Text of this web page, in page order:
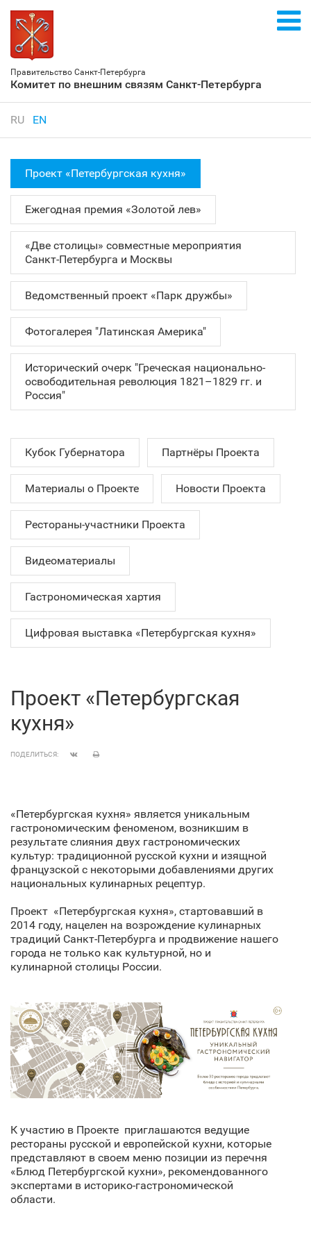
Правительство Санкт‑Петербурга
Комитет по внешним связям Санкт‑Петербурга
RU EN
Проект «Петербургская кухня»
Ежегодная премия «Золотой лев»
«Две столицы» совместные мероприятия
Санкт‑Петербурга и Москвы
Ведомственный проект «Парк дружбы»
Фотогалерея "Латинская Америка"
Исторический очерк "Греческая национально-
освободительная революция 1821–1829 гг. и
Россия"
Кубок Губернатора Партнёры Проекта
Материалы о Проекте Новости Проекта
Рестораны-участники Проекта
Видеоматериалы
Гастрономическая хартия
Цифровая выставка «Петербургская кухня»
Проект «Петербургская
кухня»
ПОДЕЛИТЬСЯ:
«Петербургская кухня» является уникальным
гастрономическим феноменом, возникшим в
результате слияния двух гастрономических
культур: традиционной русской кухни и изящной
французской с некоторыми добавлениями других
национальных кулинарных рецептур.
Проект «Петербургская кухня», стартовавший в
2014 году, нацелен на возрождение кулинарных
традиций Санкт‑Петербурга и продвижение нашего
города не только как культурной, но и
кулинарной столицы России.
К участию в Проекте приглашаются ведущие
рестораны русской и европейской кухни, которые
представляют в своем меню позиции из перечня
«Блюд Петербургской кухни», рекомендованного
экспертами в историко-гастрономической
области.